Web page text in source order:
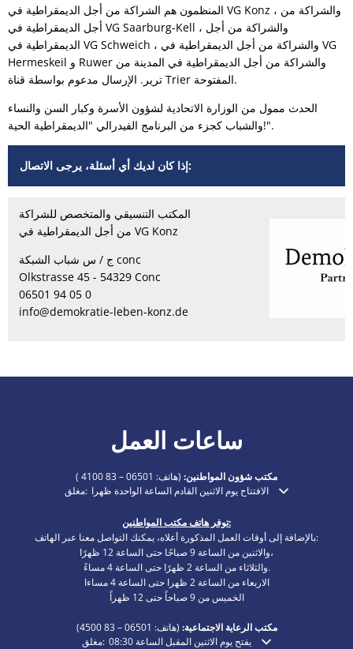
المنظمون هم الشراكة من أجل الديمقراطية في VG Konz ، والشراكة من
أجل الديمقراطية في VG Saarburg-Kell ، والشراكة من أجل
الديمقراطية في VG Schweich ، والشراكة من أجل الديمقراطية في VG
Hermeskeil و Ruwer والشراكة من أجل الديمقراطية في المدينة من
ترير. الإرسال مدعوم بواسطة قناة Trier المفتوحة.
الحدث ممول من الوزارة الاتحادية لشؤون الأسرة وكبار السن والنساء
والشباب كجزء من البرنامج الفيدرالي "الديمقراطية الحية!".
إذا كان لديك أي أسئلة، يرجى الاتصال:
المكتب التنسيقي والمتخصص للشراكة
من أجل الديمقراطية في VG Konz
ج / س شباب الشبكة conc
Olkstrasse 45 - 54329 Conc
06501 94 05 0
info@demokratie-leben-konz.de
ساعات العمل
مكتب شؤون المواطنين: (هاتف:
)
انقر لإخفاء أوقات الفتح أو الإغلاق الإضافية
مغلق: الافتتاح يوم الاثنين القادم الساعة الواحدة ظهرا
توفر هاتف مكتب المواطنين:
بالإضافة إلى أوقات العمل المذكورة أعلاه، يمكنك التواصل معنا عبر الهاتف:
والاثنين من الساعة 9 صباحًا حتى الساعة 12 ظهرًا،
والثلاثاء من الساعة 2 ظهرًا حتى الساعة 4 مساءً.
الاربعاء من الساعة 2 ظهرا حتى الساعة 4 مساءا
الخميس من 9 صباحاً حتى 12 ظهراً
مكتب الرعاية الاجتماعية: (هاتف:
4500)
انقر لإخفاء أوقات الفتح أو الإغلاق الإضافية
مغلق: يفتح يوم الاثنين المقبل الساعة 08:30